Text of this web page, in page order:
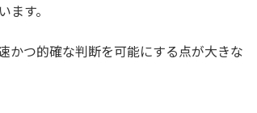
す。
かつ的確な判断を可能にする点が大きな